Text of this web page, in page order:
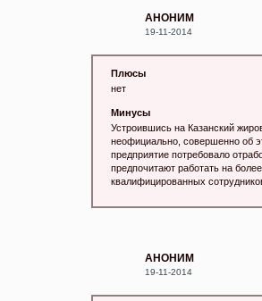
АНОНИМ
19-11-2014
Плюсы
нет
Минусы
Устроившись на Казанский
неофициально, совершенно об
предприятие потребовало
предпочитают работать на
квалифицированных
АНОНИМ
19-11-2014